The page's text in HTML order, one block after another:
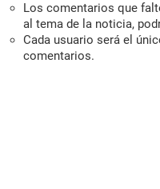
Los comentarios que
al tema de la noticia,
Cada usuario será el
comentarios.